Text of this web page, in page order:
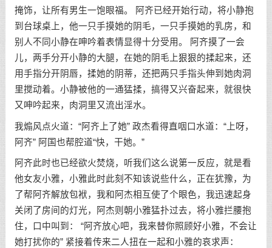
掩饰，让所有男生一饱眼福。 阿齐已经开始行动，将小静抱
到台球桌上，他一只手摸她的阴毛，一只手摸她的乳房，和
别人不同小静在呻吟着表情显得十分受用。 阿齐摸了一会
儿，两手分开小静的大腿，在她的阴毛上狠狠的揉起来，还
用手指分开阴唇，揉她的阴蒂，还把两只手指头伸到她肉洞
里搅动着。小静被他的一通猛揉，搞得又兴奋起来，就很快
又呻吟起来，肉洞里又流出淫水。
我煽风点火道：“阿齐上了她” 政杰看得直咽口水道：“上呀，
阿齐” 阿国也帮腔道“快，干她。”
阿齐此时也已经欲火焚烧，听我们这么说第一反应，就是看
他女友小雅，小雅此时此刻不知该说些什么，正在犹豫，为
了帮阿齐解放包袱，我和阿杰相互使了个眼色，我迅速起身
关闭了房间的灯光，阿杰则朝小雅猛扑过去，将小雅拦腰抱
住，口中叫到： “阿齐放心吧，我来替你照顾好小雅，不会让
她打扰你的” 紧接着传来二人扭在一起和小雅的哀求声：